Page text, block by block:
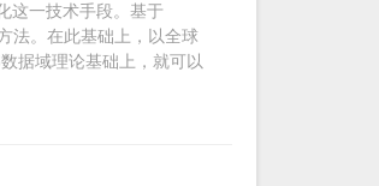
这一技术手段。基于
法。在此基础上，以全球
据域理论基础上，就可以